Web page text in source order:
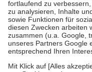
Diese Regeln gelten
Bei Heilmitteln und
Zuzahlung zehn Prozent
Verordnung.
Um das Engagement der
stärken und die
fallenkeine Zuzahlungen